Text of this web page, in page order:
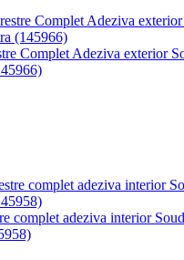
Complet Adeziva exterior
complet adeziva interior